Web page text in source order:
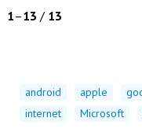
1–13 / 13
android apple
internet
Microsoft